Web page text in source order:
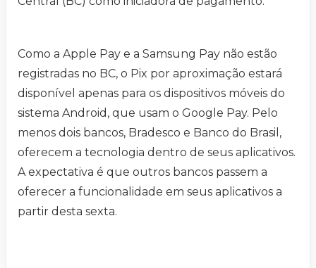
Como a Apple Pay e a Samsung Pay não estão
registradas no BC, o Pix por aproximação estará
disponível apenas para os dispositivos móveis do
sistema Android, que usam o Google Pay. Pelo
menos dois bancos, Bradesco e Banco do Brasil,
oferecem a tecnologia dentro de seus aplicativos.
A expectativa é que outros bancos passem a
oferecer a funcionalidade em seus aplicativos a
partir desta sexta.